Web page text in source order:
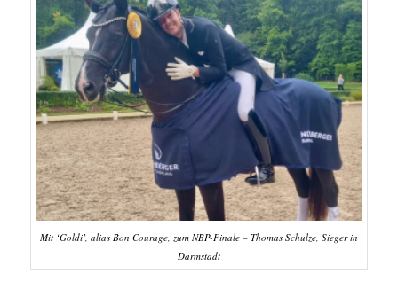
Mit ‘Goldi’, alias Bon Courage, zum NBP-Finale – Thomas Schulze, Sieger in
Darmstadt